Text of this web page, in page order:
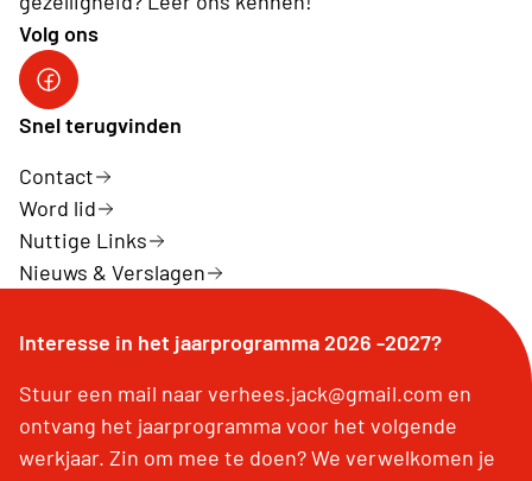
Volg ons
Snel terugvinden
Contact
Word lid
Nuttige Links
Nieuws & Verslagen
Interesse in het jaarprogramma 2026 -2027?
Stuur een mail naar verhees.jack@gmail.com en
ontvang het jaarprogramma voor het volgende
werkjaar. Zin om mee te doen? We verwelkomen je